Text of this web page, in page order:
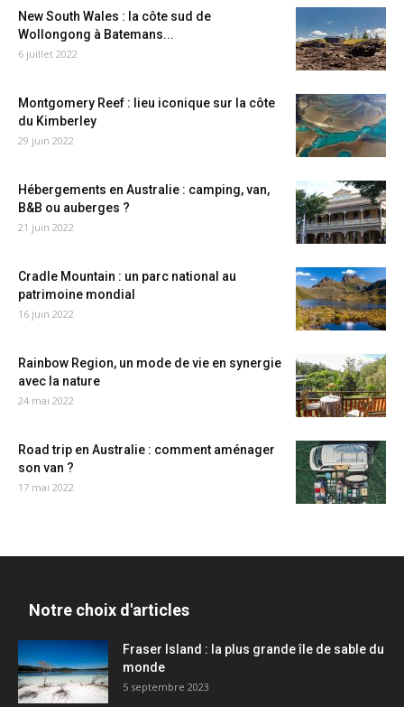
New South Wales : la côte sud de
Wollongong à Batemans...
6 juillet 2022
Montgomery Reef : lieu iconique sur la côte
du Kimberley
29 juin 2022
Hébergements en Australie : camping, van,
B&B ou auberges ?
21 juin 2022
Cradle Mountain : un parc national au
patrimoine mondial
16 juin 2022
Rainbow Region, un mode de vie en synergie
avec la nature
24 mai 2022
Road trip en Australie : comment aménager
son van ?
17 mai 2022
Notre choix d'articles
Fraser Island : la plus grande île de sable du
monde
5 septembre 2023